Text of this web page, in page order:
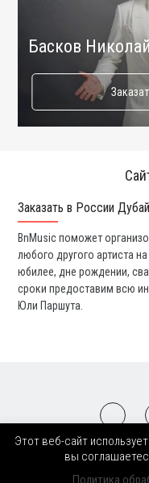
Басков
Заказать в России
BnMusic поможет
любого другого артиста
юбилее, дне рождении,
сроки предоставим всю
Юли Паршута.
2008-2026 ©
Этот веб-сайт
вы
Политика